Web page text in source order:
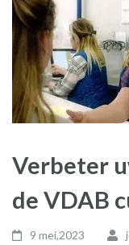
Verbeter
de VDAB
9 mei,2023